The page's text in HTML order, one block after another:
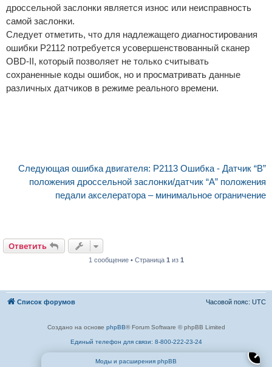
✕
дроссельной заслонки является износ или неисправность
самой заслонки.
Следует отметить, что для надлежащего диагностирования
ошибки P2112 потребуется усовершенствованный сканер
OBD-II, который позволяет не только считывать
сохраненные коды ошибок, но и просматривать данные
различных датчиков в режиме реального времени.
Следующая ошибка двигателя: P2113 Ошибка - Датчик “B”
положения дроссельной заслонки/датчик “А” положения
педали акселератора – минимальное ограничение
Ответить
1 сообщение • Страница 1 из 1
Список форумов Часовой пояс: UTC
Создано на основе phpBB® Forum Software © phpBB Limited
Единый телефон для связи: 8-800-222-23-24
Моды и расширения phpBB